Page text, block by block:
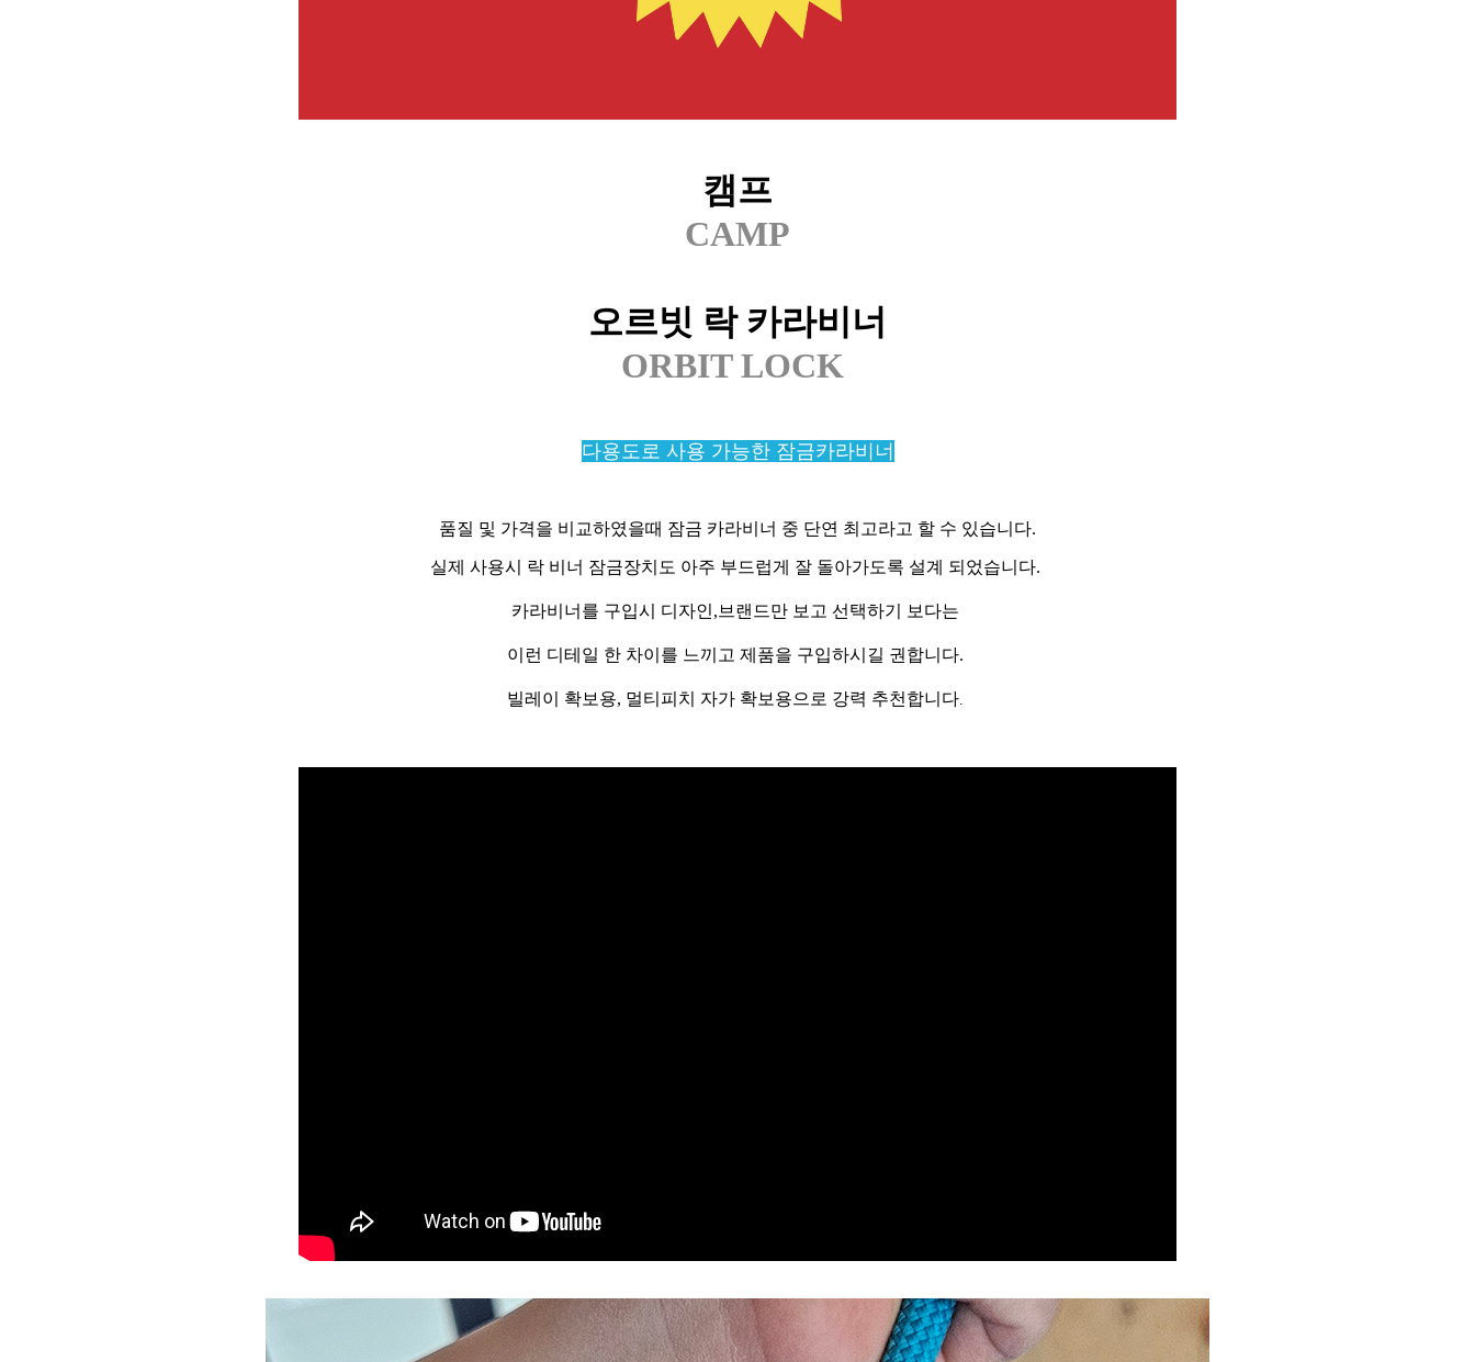
캠프
CAMP
오르빗 락 카라비너
ORBIT LOCK
다용도로 사용 가능한 잠금카라비너
품질 및 가격을 비교하였을때 잠금 카라비너 중 단연 최고라고 할 수 있습니다.
실제 사용시 락 비너 잠금장치도 아주 부드럽게 잘 돌아가도록 설계 되었습니다.
카라비너를 구입시 디자인,브랜드만 보고 선택하기 보다는
이런 디테일 한 차이를 느끼고 제품을 구입하시길 권합니다.
빌레이 확보용, 멀티피치 자가 확보용으로 강력 추천합니다.